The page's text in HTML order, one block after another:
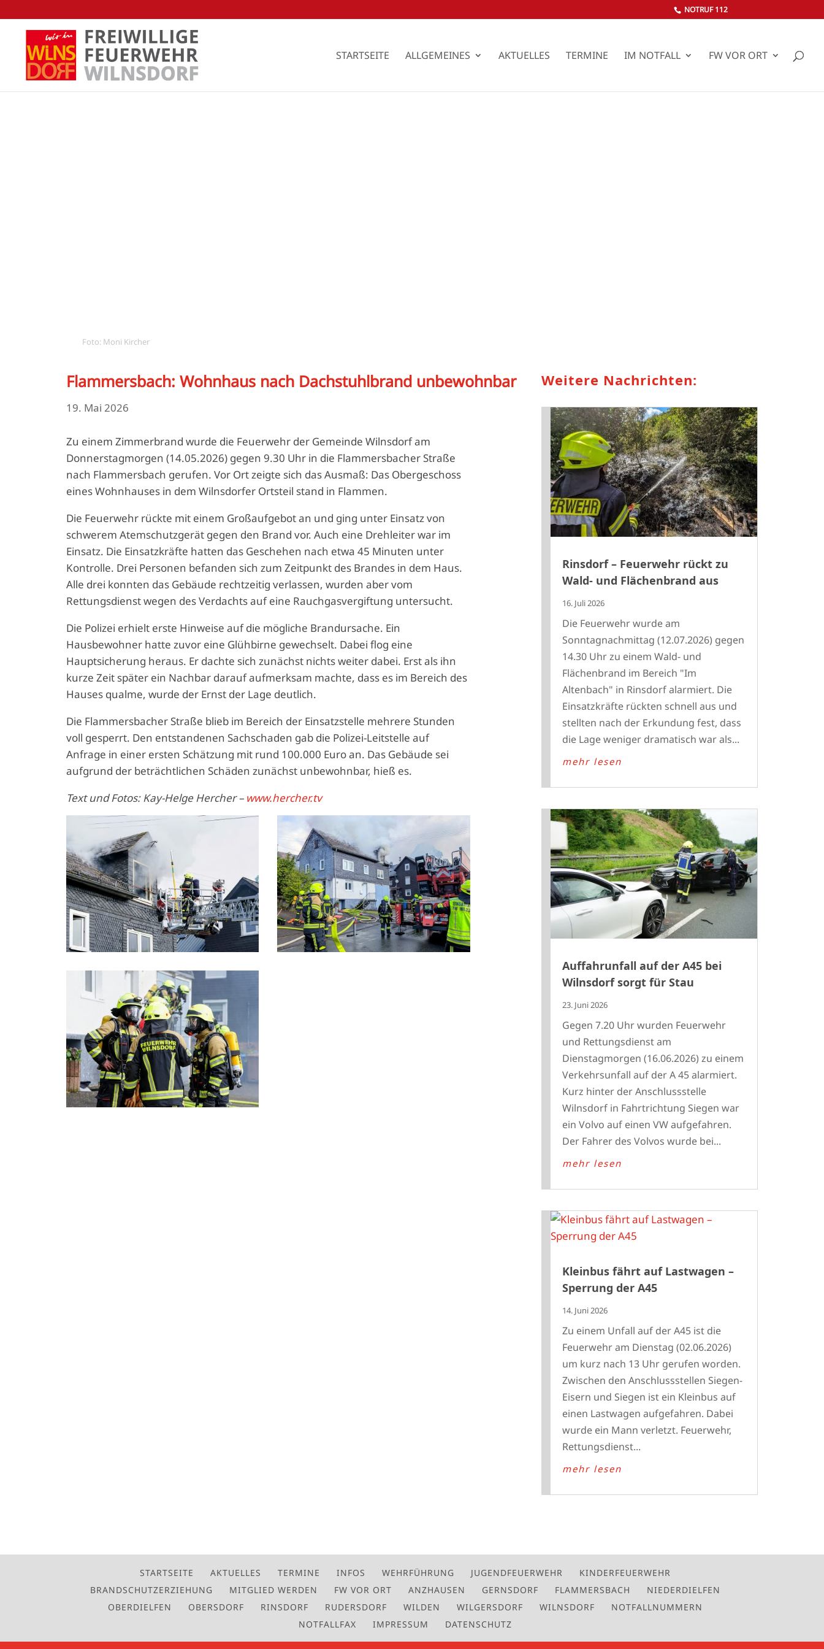
NOTRUF 112
STARTSEITE ALLGEMEINES AKTUELLES TERMINE IM NOTFALL FW VOR ORT
Foto: Moni Kircher
Flammersbach: Wohnhaus nach Dachstuhlbrand unbewohnbar
19. Mai 2026
Zu einem Zimmerbrand wurde die Feuerwehr der Gemeinde Wilnsdorf am
Donnerstagmorgen (14.05.2026) gegen 9.30 Uhr in die Flammersbacher Straße
nach Flammersbach gerufen. Vor Ort zeigte sich das Ausmaß: Das Obergeschoss
eines Wohnhauses in dem Wilnsdorfer Ortsteil stand in Flammen.
Die Feuerwehr rückte mit einem Großaufgebot an und ging unter Einsatz von
schwerem Atemschutzgerät gegen den Brand vor. Auch eine Drehleiter war im
Einsatz. Die Einsatzkräfte hatten das Geschehen nach etwa 45 Minuten unter
Kontrolle. Drei Personen befanden sich zum Zeitpunkt des Brandes in dem Haus.
Alle drei konnten das Gebäude rechtzeitig verlassen, wurden aber vom
Rettungsdienst wegen des Verdachts auf eine Rauchgasvergiftung untersucht.
Die Polizei erhielt erste Hinweise auf die mögliche Brandursache. Ein
Hausbewohner hatte zuvor eine Glühbirne gewechselt. Dabei flog eine
Hauptsicherung heraus. Er dachte sich zunächst nichts weiter dabei. Erst als ihn
kurze Zeit später ein Nachbar darauf aufmerksam machte, dass es im Bereich des
Hauses qualme, wurde der Ernst der Lage deutlich.
Die Flammersbacher Straße blieb im Bereich der Einsatzstelle mehrere Stunden
voll gesperrt. Den entstandenen Sachschaden gab die Polizei-Leitstelle auf
Anfrage in einer ersten Schätzung mit rund 100.000 Euro an. Das Gebäude sei
aufgrund der beträchtlichen Schäden zunächst unbewohnbar, hieß es.
Text und Fotos: Kay-Helge Hercher – www.hercher.tv
Weitere Nachrichten:
Rinsdorf – Feuerwehr rückt zu
Wald- und Flächenbrand aus
16. Juli 2026
Die Feuerwehr wurde am
Sonntagnachmittag (12.07.2026) gegen
14.30 Uhr zu einem Wald- und
Flächenbrand im Bereich "Im
Altenbach" in Rinsdorf alarmiert. Die
Einsatzkräfte rückten schnell aus und
stellten nach der Erkundung fest, dass
die Lage weniger dramatisch war als...
mehr lesen
Auffahrunfall auf der A45 bei
Wilnsdorf sorgt für Stau
23. Juni 2026
Gegen 7.20 Uhr wurden Feuerwehr
und Rettungsdienst am
Dienstagmorgen (16.06.2026) zu einem
Verkehrsunfall auf der A 45 alarmiert.
Kurz hinter der Anschlussstelle
Wilnsdorf in Fahrtrichtung Siegen war
ein Volvo auf einen VW aufgefahren.
Der Fahrer des Volvos wurde bei...
mehr lesen
Kleinbus fährt auf Lastwagen –
Sperrung der A45
14. Juni 2026
Zu einem Unfall auf der A45 ist die
Feuerwehr am Dienstag (02.06.2026)
um kurz nach 13 Uhr gerufen worden.
Zwischen den Anschlussstellen Siegen-
Eisern und Siegen ist ein Kleinbus auf
einen Lastwagen aufgefahren. Dabei
wurde ein Mann verletzt. Feuerwehr,
Rettungsdienst...
mehr lesen
STARTSEITE AKTUELLES TERMINE INFOS WEHRFÜHRUNG JUGENDFEUERWEHR
KINDERFEUERWEHR
BRANDSCHUTZERZIEHUNG
MITGLIED WERDEN FW VOR ORT ANZHAUSEN GERNSDORF FLAMMERSBACH
NIEDERDIELFEN
OBERDIELFEN
OBERSDORF RINSDORF RUDERSDORF WILDEN WILGERSDORF WILNSDORF
NOTFALLNUMMERN
NOTFALLFAX
IMPRESSUM DATENSCHUTZ